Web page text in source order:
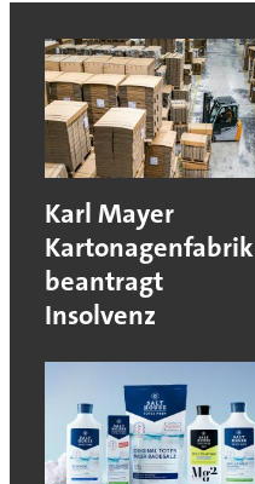
Karl Mayer
Kartonagenfabrik
beantragt
Insolvenz